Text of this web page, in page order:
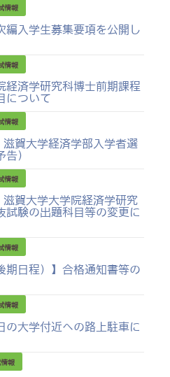
情報
編入学生募集要項を公開し
情報
経済学研究科博士前期課程
について
情報
賀大学経済学部入学者選
）
情報
賀大学大学院経済学研究
試験の出題科目等の変更に
情報
期日程）】合格通知書等の
情報
の大学付近への路上駐車に
情報